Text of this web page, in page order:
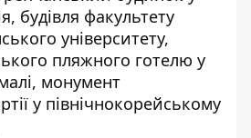
будівля факультету
університету,
пляжного готелю у
монумент
у північнокорейському